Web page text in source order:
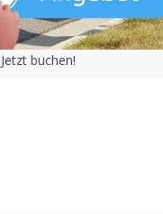
buchen!